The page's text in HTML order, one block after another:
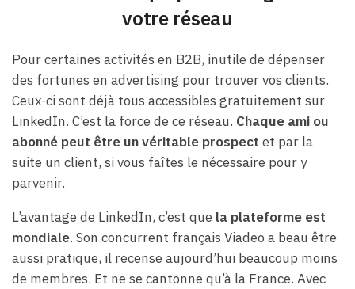
votre réseau
Pour certaines activités en B2B, inutile de dépenser
des fortunes en advertising pour trouver vos clients.
Ceux-ci sont déjà tous accessibles gratuitement sur
LinkedIn. C’est la force de ce réseau. Chaque ami ou
abonné peut être un véritable prospect et par la
suite un client, si vous faîtes le nécessaire pour y
parvenir.
L’avantage de LinkedIn, c’est que la plateforme est
mondiale. Son concurrent français Viadeo a beau être
aussi pratique, il recense aujourd’hui beaucoup moins
de membres. Et ne se cantonne qu’à la France. Avec